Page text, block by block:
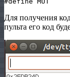
Для получения
пульта его код